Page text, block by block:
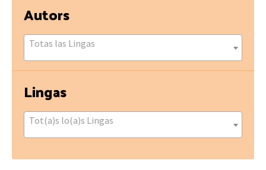
Autors
Totas las Lingas
Lingas
Tot(a)s lo(a)s Lingas